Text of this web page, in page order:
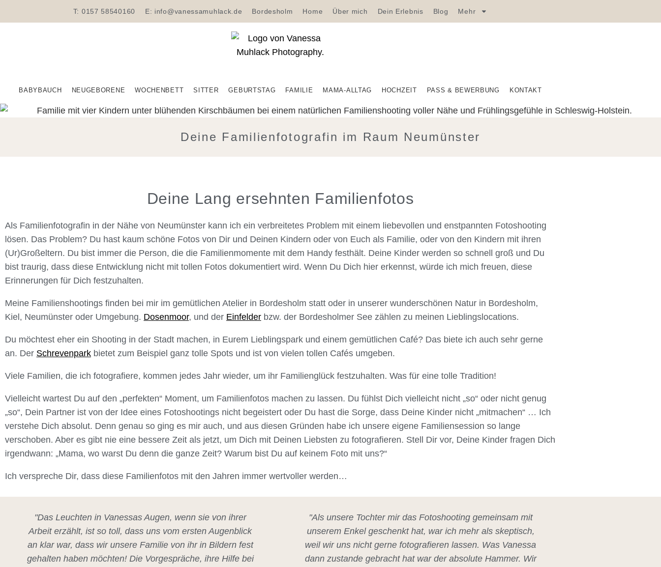
T: 0157 58540160 E: info@vanessamuhlack.de Bordesholm Home Über mich Dein Erlebnis Blog Mehr
BABYBAUCH NEUGEBORENE WOCHENBETT SITTER GEBURTSTAG FAMILIE MAMA-ALLTAG HOCHZEIT PASS & BEWERBUNG KONTAKT
Deine Familienfotografin im Raum Neumünster
Deine Lang ersehnten Familienfotos
Als Familienfotografin in der Nähe von Neumünster kann ich ein verbreitetes Problem mit einem liebevollen und enstpannten Fotoshooting
lösen. Das Problem? Du hast kaum schöne Fotos von Dir und Deinen Kindern oder von Euch als Familie, oder von den Kindern mit ihren
(Ur)Großeltern. Du bist immer die Person, die die Familienmomente mit dem Handy festhält. Deine Kinder werden so schnell groß und Du
bist traurig, dass diese Entwicklung nicht mit tollen Fotos dokumentiert wird. Wenn Du Dich hier erkennst, würde ich mich freuen, diese
Erinnerungen für Dich festzuhalten.
Meine Familienshootings finden bei mir im gemütlichen Atelier in Bordesholm statt oder in unserer wunderschönen Natur in Bordesholm,
Kiel, Neumünster oder Umgebung. Dosenmoor, und der Einfelder bzw. der Bordesholmer See zählen zu meinen Lieblingslocations.
Du möchtest eher ein Shooting in der Stadt machen, in Eurem Lieblingspark und einem gemütlichen Café? Das biete ich auch sehr gerne
an. Der Schrevenpark bietet zum Beispiel ganz tolle Spots und ist von vielen tollen Cafés umgeben.
Viele Familien, die ich fotografiere, kommen jedes Jahr wieder, um ihr Familienglück festzuhalten. Was für eine tolle Tradition!
Vielleicht wartest Du auf den „perfekten“ Moment, um Familienfotos machen zu lassen. Du fühlst Dich vielleicht nicht „so“ oder nicht genug
„so“, Dein Partner ist von der Idee eines Fotoshootings nicht begeistert oder Du hast die Sorge, dass Deine Kinder nicht „mitmachen“ … Ich
verstehe Dich absolut. Denn genau so ging es mir auch, und aus diesen Gründen habe ich unsere eigene Familiensession so lange
verschoben. Aber es gibt nie eine bessere Zeit als jetzt, um Dich mit Deinen Liebsten zu fotografieren. Stell Dir vor, Deine Kinder fragen Dich
irgendwann: „Mama, wo warst Du denn die ganze Zeit? Warum bist Du auf keinem Foto mit uns?“
Ich verspreche Dir, dass diese Familienfotos mit den Jahren immer wertvoller werden…
"Das Leuchten in Vanessas Augen, wenn sie von ihrer
Arbeit erzählt, ist so toll, dass uns vom ersten Augenblick
an klar war, dass wir unsere Familie von ihr in Bildern fest
gehalten haben möchten! Die Vorgespräche, ihre Hilfe bei
"Als unsere Tochter mir das Fotoshooting gemeinsam mit
unserem Enkel geschenkt hat, war ich mehr als skeptisch,
weil wir uns nicht gerne fotografieren lassen. Was Vanessa
dann zustande gebracht hat war der absolute Hammer. Wir